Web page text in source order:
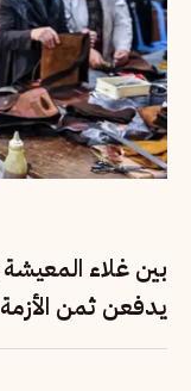
بين غلاء
يدفعن ثمن